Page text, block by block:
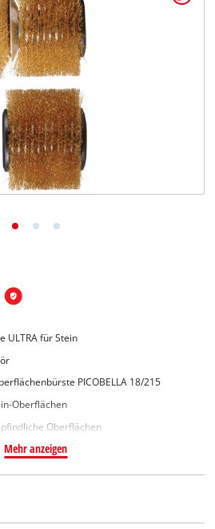
ULTRA für Stein
PICOBELLA 18/215
Oberflächen
Oberflächen
Mehr anzeigen